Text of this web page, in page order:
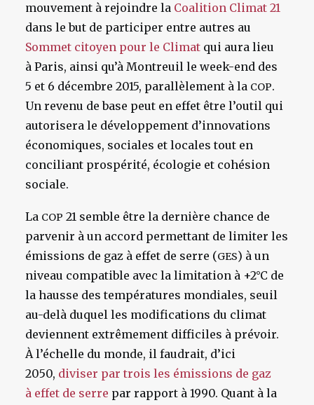
mouvement à rejoindre la Coalition Climat 21
dans le but de participer entre autres au
Sommet citoyen pour le Climat qui aura lieu
à Paris, ainsi qu’à Montreuil le week-end des
5 et 6 décembre 2015, parallèlement à la COP.
Un revenu de base peut en effet être l’outil qui
autorisera le développement d’innovations
économiques, sociales et locales tout en
conciliant prospérité, écologie et cohésion
sociale.
La COP 21 semble être la dernière chance de
parvenir à un accord permettant de limiter les
émissions de gaz à effet de serre (GES) à un
niveau compatible avec la limitation à +2°C de
la hausse des températures mondiales, seuil
au-delà duquel les modifications du climat
deviennent extrêmement difficiles à prévoir.
À l’échelle du monde, il faudrait, d’ici
2050, diviser par trois les émissions de gaz
à effet de serre par rapport à 1990. Quant à la